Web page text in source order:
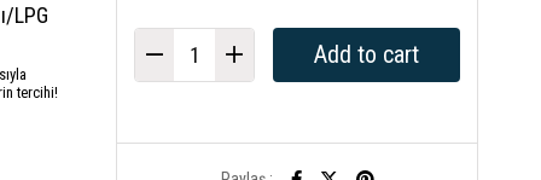
LPG
tercihi!